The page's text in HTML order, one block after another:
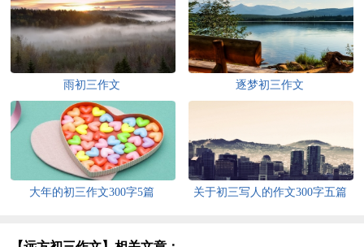
雨初三作文 逐梦初三作文
大年的初三作文300字5篇 关于初三写人的作文300字五篇